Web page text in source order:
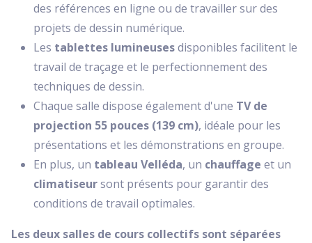
des références en ligne ou de travailler sur des
projets de dessin numérique.
Les tablettes lumineusesdisponibles facilitent le
travail de traçage et le perfectionnement des
techniques de dessin.
Chaque salle dispose également d'une TV de
projection 55 pouces (139 cm), idéale pour les
présentations et les démonstrations en groupe.
En plus, un tableau Velléda, un chauffage et un
climatiseursont présents pour garantir des
conditions de travail optimales.
Les deux salles de cours collectifs sont séparées